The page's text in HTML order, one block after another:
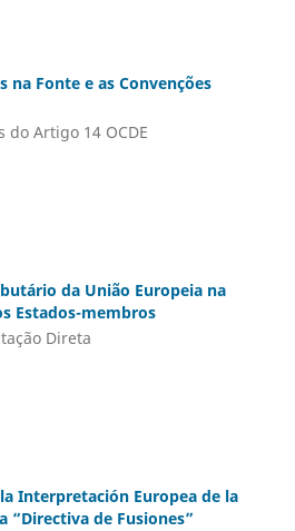
na Fonte e as Convenções
do Artigo 14 OCDE
da União Europeia na
Estados-membros
Direta
Interpretación Europea de la
“Directiva de Fusiones”